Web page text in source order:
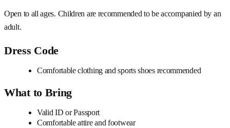
Open to all ages. Children are recommended to be accompanied by an
adult.
Dress Code
Comfortable clothing and sports shoes recommended
What to Bring
Valid ID or Passport
Comfortable attire and footwear